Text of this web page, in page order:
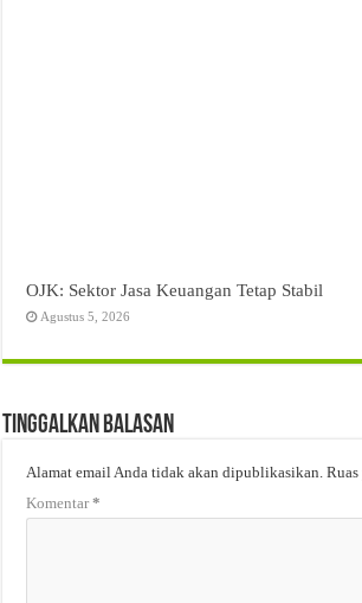
OJK: Sektor Jasa Keuangan Tetap Stabil
Agustus 5, 2026
Tinggalkan Balasan
Alamat email Anda tidak akan dipublikasikan.
Komentar*